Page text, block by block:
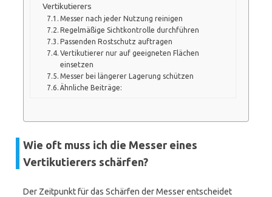
Vertikutierers
Messer nach jeder Nutzung reinigen
Regelmäßige Sichtkontrolle durchführen
Passenden Rostschutz auftragen
Vertikutierer nur auf geeigneten Flächen
einsetzen
Messer bei längerer Lagerung schützen
Ähnliche Beiträge:
Wie oft muss ich die Messer eines
Vertikutierers schärfen?
Der Zeitpunkt für das Schärfen der Messer entscheidet